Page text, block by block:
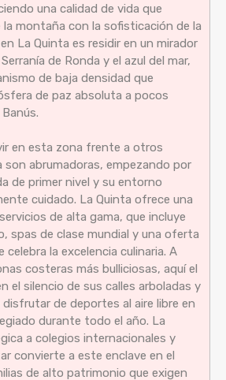
una calidad de vida que
la montaña con la sofisticación de la
La Quinta es residir en un mirador
de Ronda y el azul del mar,
de baja densidad que
de paz absoluta a pocos
en esta zona frente a otros
son abrumadoras, empezando por
de primer nivel y su entorno
cuidado. La Quinta ofrece una
de alta gama, que incluye
spas de clase mundial y una oferta
celebra la excelencia culinaria. A
costeras más bulliciosas, aquí el
el silencio de sus calles arboladas y
de deportes al aire libre en
durante todo el año. La
a colegios internacionales y
convierte a este enclave en el
de alto patrimonio que exigen